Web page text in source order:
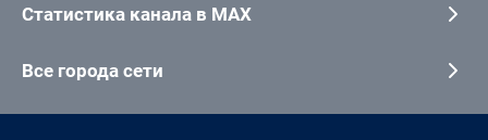
Статистика канала в MAX
Все города сети